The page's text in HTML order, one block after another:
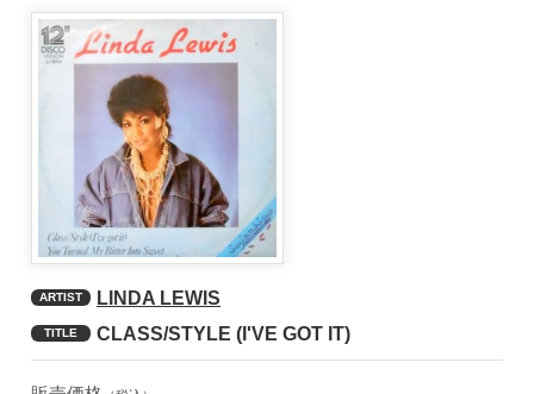
ARTIST LINDA LEWIS
TITLE CLASS/STYLE (I'VE GOT IT)